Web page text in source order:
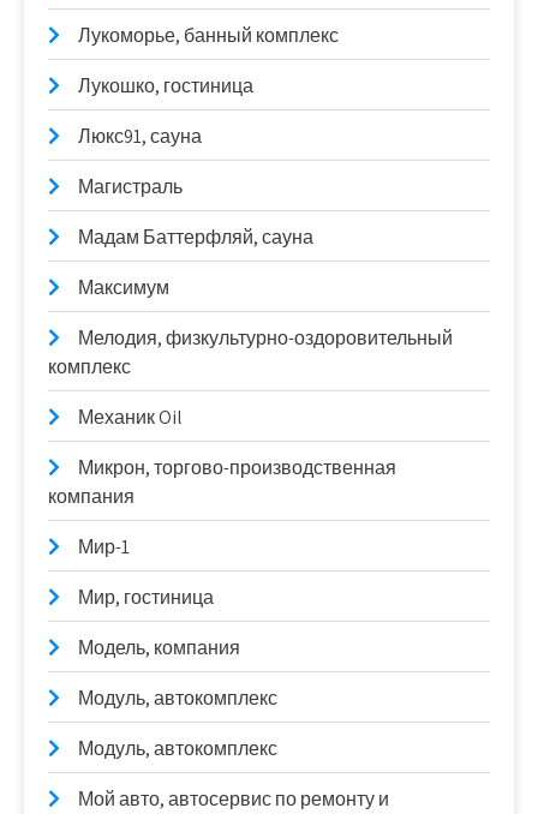
Лукоморье, банный комплекс
Лукошко, гостиница
Люкс91, сауна
Магистраль
Мадам Баттерфляй, сауна
Максимум
Мелодия, физкультурно-оздоровительный
комплекс
Механик Oil
Микрон, торгово-производственная
компания
Мир-1
Мир, гостиница
Модель, компания
Модуль, автокомплекс
Модуль, автокомплекс
Мой авто, автосервис по ремонту и